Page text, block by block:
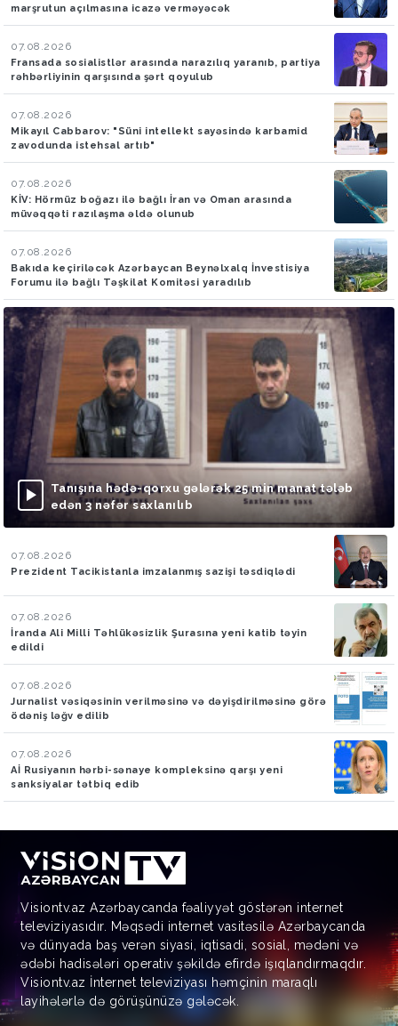
marşrutun açılmasına icazə verməyəcək
07.08.2026
Fransada sosialistlər arasında narazılıq yaranıb, partiya
rəhbərliyinin qarşısında şərt qoyulub
07.08.2026
Mikayıl Cabbarov: "Süni intellekt sayəsində karbamid
zavodunda istehsal artıb"
07.08.2026
KİV: Hörmüz boğazı ilə bağlı İran və Oman arasında
müvəqqəti razılaşma əldə olunub
07.08.2026
Bakıda keçiriləcək Azərbaycan Beynəlxalq İnvestisiya
Forumu ilə bağlı Təşkilat Komitəsi yaradılıb
Tanışına hədə-qorxu gələrək 25 min manat tələb
edən 3 nəfər saxlanılıb
07.08.2026
Prezident Tacikistanla imzalanmış sazişi təsdiqlədi
07.08.2026
İranda Ali Milli Təhlükəsizlik Şurasına yeni katib təyin
edildi
07.08.2026
Jurnalist vəsiqəsinin verilməsinə və dəyişdirilməsinə görə
ödəniş ləğv edilib
07.08.2026
Aİ Rusiyanın hərbi-sənaye kompleksinə qarşı yeni
sanksiyalar tətbiq edib
Visiontv.az Azərbaycanda fəaliyyət göstərən internet
televiziyasıdır. Məqsədi internet vasitəsilə Azərbaycanda
və dünyada baş verən siyasi, iqtisadi, sosial, mədəni və
ədəbi hadisələri operativ şəkildə efirdə işıqlandırmaqdır.
Visiontv.az İnternet televiziyası həmçinin maraqlı
layihələrlə də görüşünüzə gələcək.